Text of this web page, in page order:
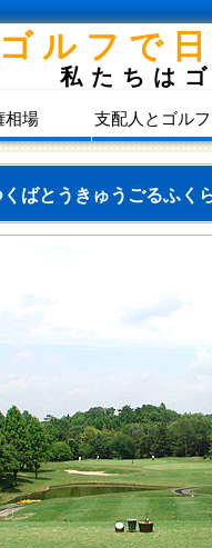
ゴルフで
私たちは
相場 支配人とゴル
くばとうきゅうごるふく